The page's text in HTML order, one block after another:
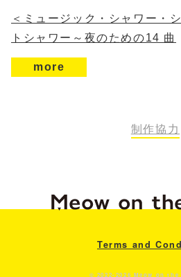
＜ミュージック・シャワー・
トシャワー～夜のための14 曲
more
制作協力
Terms and
© 2022-2026 Meow on